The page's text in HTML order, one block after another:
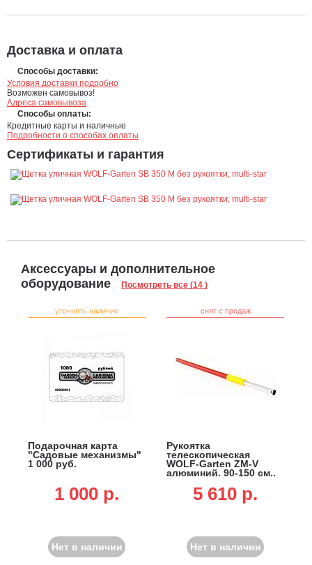
Доставка и оплата
Способы доставки:
Условия доставки подробно
Возможен самовывоз!
Адреса самовывоза
Способы оплаты:
Кредитные карты и наличные
Подробности о способах оплаты
Сертификаты и гарантия
Аксессуары и дополнительное
оборудование
Посмотреть все (14 )
уточнять наличие
Подарочная карта
"Садовые механизмы"
1 000 руб.
1 000 p.
Нет в наличии
снят с продаж
Рукоятка
телескопическая
WOLF-Garten ZM-V
алюминий, 90-150 см.,
5 610 p.
Нет в наличии